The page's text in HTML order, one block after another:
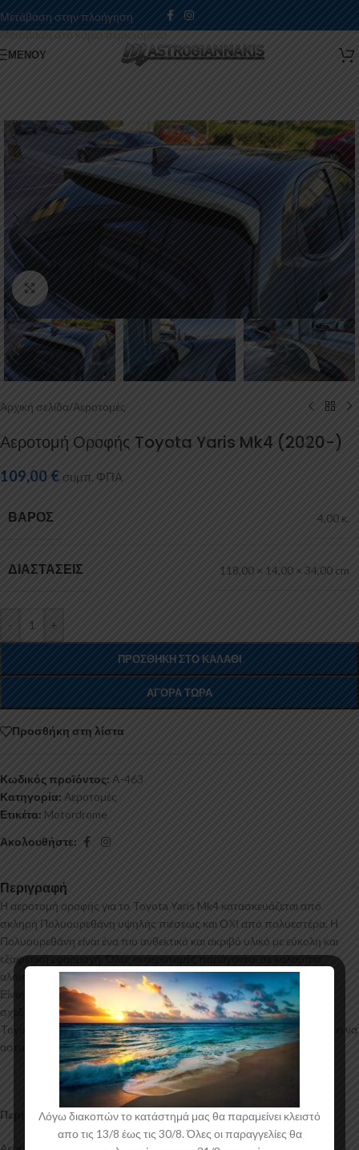
Μετάβαση στην πλοήγηση
Μετάβαση στο κύριο περιεχόμενο
ΜΕΝΟΎ
Κάντε κλικ για μεγέθυνση
Αρχική σελίδα/Αεροτομές
Αεροτομή Οροφής Toyota Yaris Mk4 (2020-)
109,00 € συμπ. ΦΠΑ
ΒΆΡΟΣ 4,00 κ.
ΔΙΑΣΤΆΣΕΙΣ 118,00 × 14,00 × 34,00 cm
- +
ΠΡΟΣΘΉΚΗ ΣΤΟ ΚΑΛΆΘΙ
ΑΓΟΡΆ ΤΏΡΑ
Προσθήκη στη λίστα
Κωδικός προϊόντος: A-463
Κατηγορία: Αεροτομές
Ετικέτα: Motordrome
Ακολουθήστε:
Περιγραφή
Η αεροτομή οροφής για το Toyota Yaris Mk4 κατασκευάζεται από
σκληρή Πολυουρεθάνη υψηλής πιέσεως και ΟΧΙ από πολυεστέρα. Η
Πολυουρεθάνη είναι ένα πιο ανθεκτικό και ακριβό υλικό με εύκολη και
εξαιρετική εφαρμογή. Όλες οι αεροτομές παράγονται σε καλούπια
αλουμινίου για αυξημένη ποιότητα και αντοχή στη μαζική παραγωγή.
Είναι ελεγμένα για ανθεκτικότητα σε υψηλές θερμοκρασίες και έχουν
σχεδιαστεί με την καλύτερη λεπτομέρεια. Η αεροτομή οροφής για το
Toyota Yaris Mk4 έρχεται στο χρώμα του υλικού. Το προϊόν θα πρέπει να
ασταρωθεί και στη συνέχεια να βαφτεί στο χρώμα της επιλογής σας.
Περιεχόμενα Συσκευασίας:
Λόγω διακοπών το κατάστημά μας θα παραμείνει κλειστό
απο τις 13/8 έως τις 30/8. Όλες οι παραγγελίες θα